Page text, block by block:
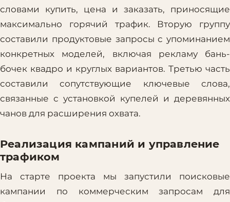
словами купить, цена и заказать, приносящие
максимально горячий трафик. Вторую группу
составили продуктовые запросы с упоминанием
конкретных моделей, включая рекламу бань-
бочек квадро и круглых вариантов. Третью часть
составили сопутствующие ключевые слова,
связанные с установкой купелей и деревянных
чанов для расширения охвата.
Реализация кампаний и управление
трафиком
На старте проекта мы запустили поисковые
кампании по коммерческим запросам для